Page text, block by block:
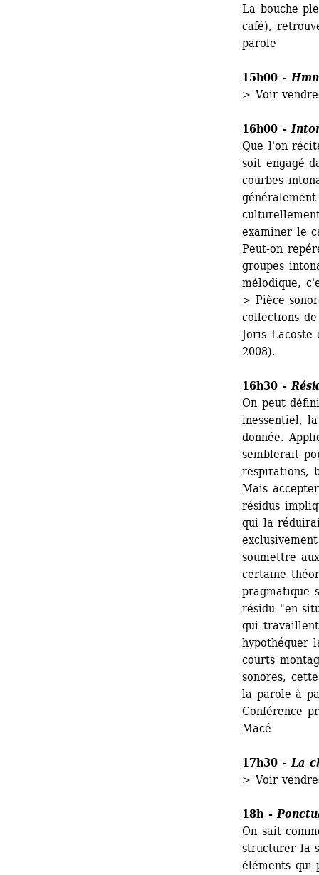
La bouche
café),
parole
15h00 -
> Voir
16h00 -
Que l'on
soit engagé
courbes
examiner le
Peut-on
groupes
mélodique,
> Pièce
collections
Joris
2008).
16h30 -
On peut
inessentiel,
donnée.
semblerait
respirations,
Mais
résidus
qui la
soumettre
certaine
pragmatique
résidu "en
qui
hypothéquer
courts
sonores,
la parole à
Conférence
Macé
17h30 - La
> Voir
18h -
On sait
structurer la
éléments qui